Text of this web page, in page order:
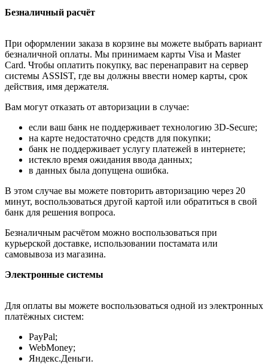
Безналичный расчёт
При оформлении заказа в корзине вы можете выбрать вариант
безналичной оплаты. Мы принимаем карты Visa и Master
Card. Чтобы оплатить покупку, вас перенаправит на сервер
системы ASSIST, где вы должны ввести номер карты, срок
действия, имя держателя.
Вам могут отказать от авторизации в случае:
если ваш банк не поддерживает технологию 3D-Secure;
на карте недостаточно средств для покупки;
банк не поддерживает услугу платежей в интернете;
истекло время ожидания ввода данных;
в данных была допущена ошибка.
В этом случае вы можете повторить авторизацию через 20
минут, воспользоваться другой картой или обратиться в свой
банк для решения вопроса.
Безналичным расчётом можно воспользоваться при
курьерской доставке, использовании постамата или
самовывоза из магазина.
Электронные системы
Для оплаты вы можете воспользоваться одной из электронных
платёжных систем:
PayPal;
WebMoney;
Яндекс.Деньги.